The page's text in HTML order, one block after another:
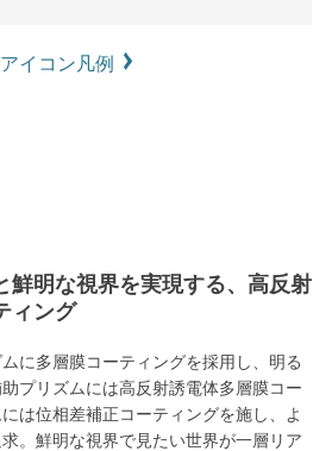
アイコン凡例
鮮明な視界を実現する、高反射
ィング
に多層膜コーティングを採用し、明る
プリズムには高反射誘電体多層膜コー
は位相差補正コーティングを施し、よ
。鮮明な視界で見たい世界が一層リア